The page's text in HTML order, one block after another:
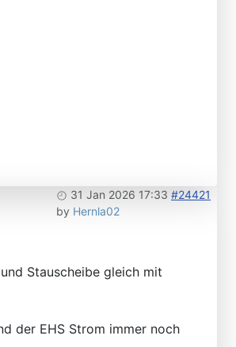
31 Jan 2026 17:33 #24421
by Hernla02
Stauscheibe gleich mit
der EHS Strom immer noch